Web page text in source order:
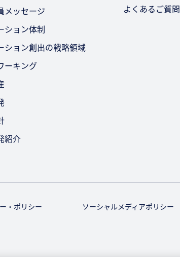
メッセージ
ション体制
ション創出の戦略領域
ーキング
紹介
よくあるご質問
・ポリシー ソーシャルメディアポリシー